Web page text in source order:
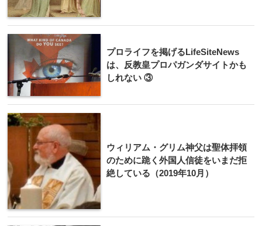
プロライフを掲げるLifeSiteNews
は、反教皇プロパガンダサイトかも
しれない ③
ウィリアム・グリム神父は聖体拝領
のために跪く外国人信徒をいまだ拒
絶している（2019年10月）